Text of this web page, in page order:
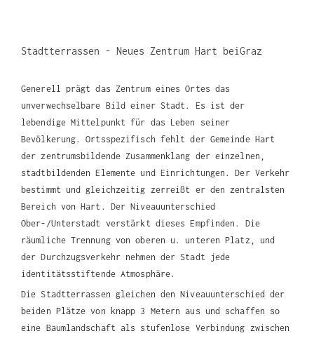
Stadtterrassen - Neues Zentrum Hart beiGraz
Generell prägt das Zentrum eines Ortes das
unverwechselbare Bild einer Stadt. Es ist der
lebendige Mittelpunkt für das Leben seiner
Bevölkerung. Ortsspezifisch fehlt der Gemeinde Hart
der zentrumsbildende Zusammenklang der einzelnen,
stadtbildenden Elemente und Einrichtungen. Der Verkehr
bestimmt und gleichzeitig zerreißt er den zentralsten
Bereich von Hart. Der Niveauunterschied
Ober-/Unterstadt verstärkt dieses Empfinden. Die
räumliche Trennung von oberen u. unteren Platz, und
der Durchzugsverkehr nehmen der Stadt jede
identitätsstiftende Atmosphäre.
Die Stadtterrassen gleichen den Niveauunterschied der
beiden Plätze von knapp 3 Metern aus und schaffen so
eine Baumlandschaft als stufenlose Verbindung zwischen